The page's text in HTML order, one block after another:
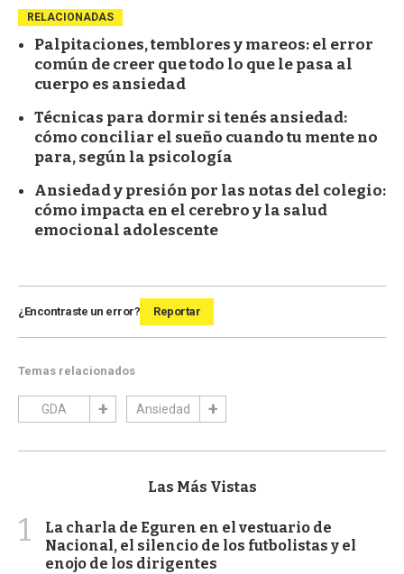
RELACIONADAS
Palpitaciones, temblores y mareos: el error
común de creer que todo lo que le pasa al
cuerpo es ansiedad
Técnicas para dormir si tenés ansiedad:
cómo conciliar el sueño cuando tu mente no
para, según la psicología
Ansiedad y presión por las notas del colegio:
cómo impacta en el cerebro y la salud
emocional adolescente
¿Encontraste un error? Reportar
Temas relacionados
GDA Ansiedad
Las Más Vistas
1
La charla de Eguren en el vestuario de
Nacional, el silencio de los futbolistas y el
enojo de los dirigentes